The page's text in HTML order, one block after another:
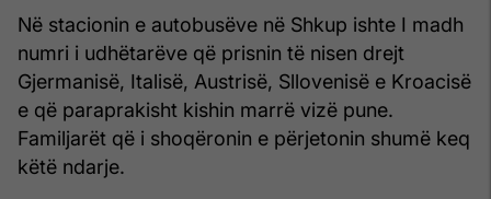
Në stacionin e autobusëve në Shkup ishte I madh
numri i udhëtarëve që prisnin të nisen drejt
Gjermanisë, Italisë, Austrisë, Sllovenisë e Kroacisë
e që paraprakisht kishin marrë vizë pune.
Familjarët që i shoqëronin e përjetonin shumë keq
këtë ndarje.